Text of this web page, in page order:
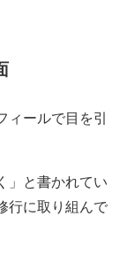
ールで目を引
」と書かれてい
行に取り組んで